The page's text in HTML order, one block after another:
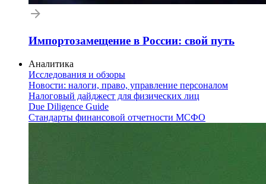
Импортозамещение в России: свой путь
Аналитика
Исследования и обзоры
Новости: налоги, право, управление персоналом
Налоговый дайджест для физических лиц
Due Diligence Guide
Стандарты финансовой отчетности МСФО